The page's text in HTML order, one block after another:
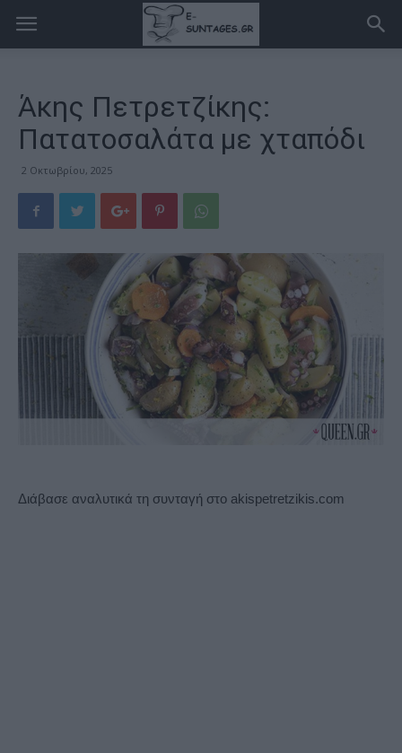
Άκης Πετρετζίκης:
Πατατοσαλάτα με χταπόδι
2 Οκτωβρίου, 2025
Διάβασε αναλυτικά τη συνταγή στο akispetretzikis.com